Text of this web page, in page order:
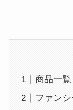
商品一覧
ファン